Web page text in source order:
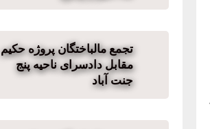
تجمع مالباختگان پروژه حکیم
مقابل دادسرای ناحیه پنج
جنت آباد